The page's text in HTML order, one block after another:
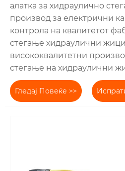
алатка за хидраулично
производ за електрични
контрола на квалитетот
стегање хидраулични
висококвалитетни
стегање на хидраулични
Гледај Повеќе >>